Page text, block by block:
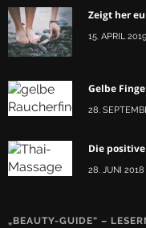
Zeigt her
15. APRIL 2019
Gelbe
28.
Die
28. JUNI 2018
„BEAUTY-GUIDE“ –